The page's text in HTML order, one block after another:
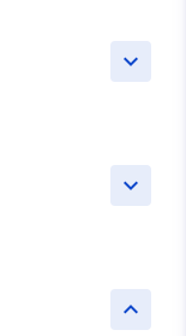
keyboard_arrow_down
keyboard_arrow_down
keyboard_arrow_up